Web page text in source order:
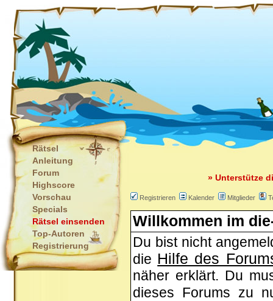
Rätsel
Anleitung
Forum
Highscore
Vorschau
Specials
Rätsel einsenden
Top-Autoren
Registrierung
» Unterstütze
Registrieren Kalender Mitglieder
Willkommen im
Du bist nicht
die Hilfe des
näher erklärt. Du
dieses Forums zu